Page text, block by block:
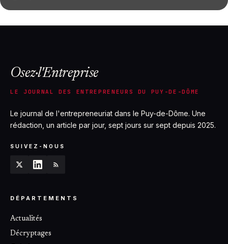
Osez·l'Entreprise
LE JOURNAL DES ENTREPRENEURS DU PUY-DE-DÔME
Le journal de l'entrepreneuriat dans le Puy-de-Dôme. Une
rédaction, un article par jour, sept jours sur sept depuis 2025.
SUIVEZ-NOUS
DÉPARTEMENTS
Actualités
Décryptages